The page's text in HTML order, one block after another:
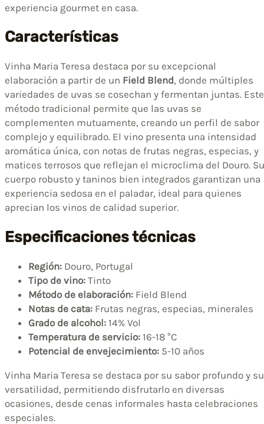
experiencia gourmet en casa.
Características
Vinha Maria Teresa destaca por su excepcional
elaboración a partir de un Field Blend, donde múltiples
variedades de uvas se cosechan y fermentan juntas. Este
método tradicional permite que las uvas se
complementen mutuamente, creando un perfil de sabor
complejo y equilibrado. El vino presenta una intensidad
aromática única, con notas de frutas negras, especias, y
matices terrosos que reflejan el microclima del Douro. Su
cuerpo robusto y taninos bien integrados garantizan una
experiencia sedosa en el paladar, ideal para quienes
aprecian los vinos de calidad superior.
Especificaciones técnicas
Región: Douro, Portugal
Tipo de vino: Tinto
Método de elaboración: Field Blend
Notas de cata: Frutas negras, especias, minerales
Grado de alcohol: 14% Vol
Temperatura de servicio: 16-18 °C
Potencial de envejecimiento: 5-10 años
Vinha Maria Teresa se destaca por su sabor profundo y su
versatilidad, permitiendo disfrutarlo en diversas
ocasiones, desde cenas informales hasta celebraciones
especiales.